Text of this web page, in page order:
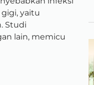
yaitu
Studi
lain, memicu